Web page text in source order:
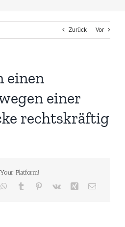
Zurück Vor
einen
einer
rechtskräftig
Platform!
WhatsApp
Tumblr Pinterest
Vk Xing E-